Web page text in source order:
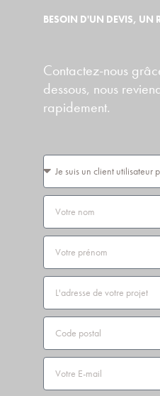
BESOIN D'UN DEVIS, UN
Contactez-nous
dessous, nous
rapidement.
Vous
êtes
Nom
Prénom
Adresse
Code
postal
Email